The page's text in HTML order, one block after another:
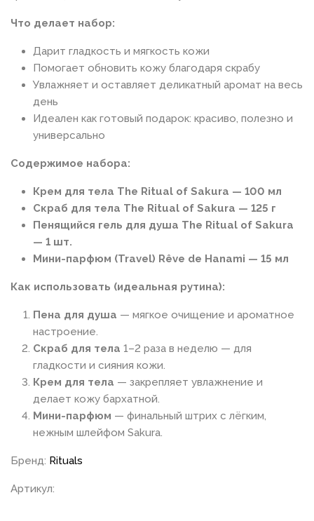
Что делает набор:
Дарит гладкость и мягкость кожи
Помогает обновить кожу благодаря скрабу
Увлажняет и оставляет деликатный аромат на весь
день
Идеален как готовый подарок: красиво, полезно и
универсально
Содержимое набора:
Крем для тела The Ritual of Sakura — 100 мл
Скраб для тела The Ritual of Sakura — 125 г
Пенящийся гель для душа The Ritual of Sakura
— 1 шт.
Мини-парфюм (Travel) Rêve de Hanami — 15 мл
Как использовать (идеальная рутина):
Пена для душа — мягкое очищение и ароматное
настроение.
Скраб для тела 1–2 раза в неделю — для
гладкости и сияния кожи.
Крем для тела — закрепляет увлажнение и
делает кожу бархатной.
Мини-парфюм — финальный штрих с лёгким,
нежным шлейфом Sakura.
Бренд: Rituals
Артикул: